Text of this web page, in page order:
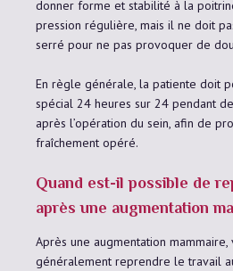
donner forme et stabilité à la
pression régulière, mais il ne doit
serré pour ne pas provoquer de
En règle générale, la patiente doit
spécial 24 heures sur 24 pendant
après l’opération du sein, afin de
fraîchement opéré.
Quand est-il possible de
après une augmentation
Après une augmentation mammaire,
généralement reprendre le travail